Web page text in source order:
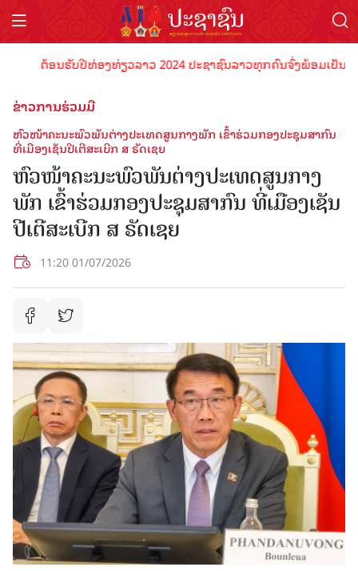
ຕ້ອນຮັບປີທ່ອງທ່ຽວລາວ 2024 ປະຊາຊົນລາວທຸກຄົນຈົ່ງພ້ອມເປັນເຈົ້
ຂ່າວການຮ່ວມມື
ຫົວໜ້າຄະນະພົວພັນຕ່າງປະເທດສູນກາງພັກ ເຂົ້າຮ່ວມກອງປະຊຸມສາກົນ
ທີ່ເມືອງເຊັນປີເຕີສະເບີກ ສ ຣັດເຊຍ
ຫົວໜ້າຄະນະພົວພັນຕ່າງປະເທດສູນກາງ
ພັກ ເຂົ້າຮ່ວມກອງປະຊຸມສາກົນ ທີ່ເມືອງເຊັນ
ປີເຕີສະເບີກ ສ ຣັດເຊຍ
11:20 01/07/2026